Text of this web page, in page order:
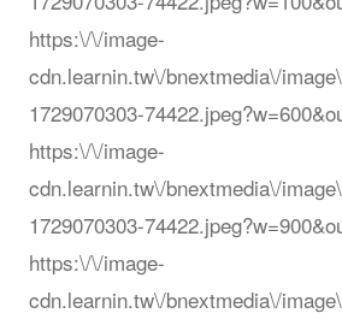
https:\/\/image-
cdn.learnin.tw\/bnextmedia\/
1729070303-
https:\/\/image-
cdn.learnin.tw\/bnextmedia\/
1729070303-
https:\/\/image-
cdn.learnin.tw\/bnextmedia\/